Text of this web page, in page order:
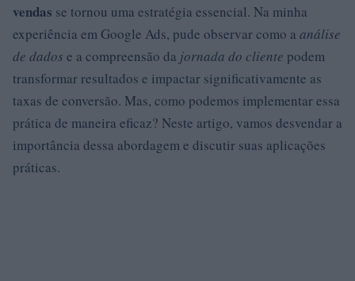
vendas se tornou uma estratégia essencial. Na minha
experiência em Google Ads, pude observar como a análise
de dados e a compreensão da jornada do cliente podem
transformar resultados e impactar significativamente as
taxas de conversão. Mas, como podemos implementar essa
prática de maneira eficaz? Neste artigo, vamos desvendar a
importância dessa abordagem e discutir suas aplicações
práticas.